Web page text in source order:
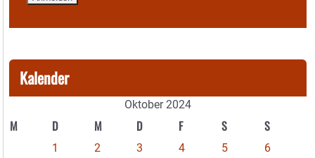
Kalender
Oktober 2024
M D M D F S S
1 2 3 4 5
6